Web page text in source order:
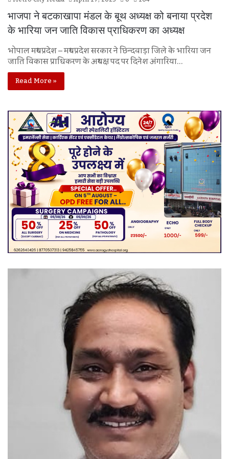
भाजपा ने बटकाखापा मंडल के बूथ अध्यक्ष को बनाया प्रदेश
के भारिया जन जाति विकास प्राधिकरण का अध्यक्ष
भोपाल मध्यप्रदेश – मध्यप्रदेश सरकार ने छिन्दवाड़ा जिले के भारिया जन
जाति विकास प्राधिकरण के अध्यक्ष पद पर दिनेश अंगारिया…
Read More »